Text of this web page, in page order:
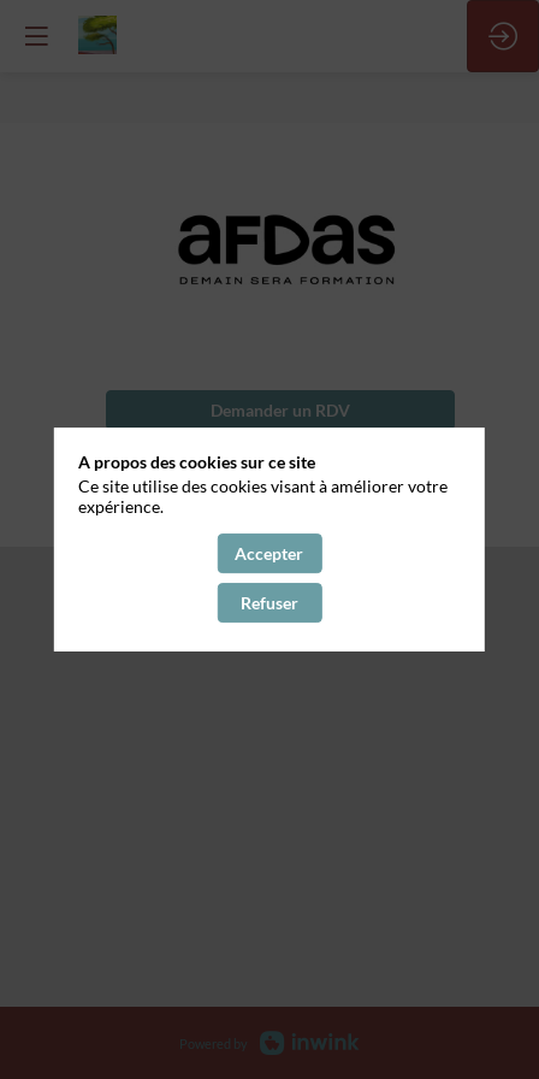
AFDAS
Demander un RDV
Envoyer un message
Powered by
A propos des cookies sur ce site
Ce site utilise des cookies visant à améliorer votre
expérience.
Accepter
Refuser